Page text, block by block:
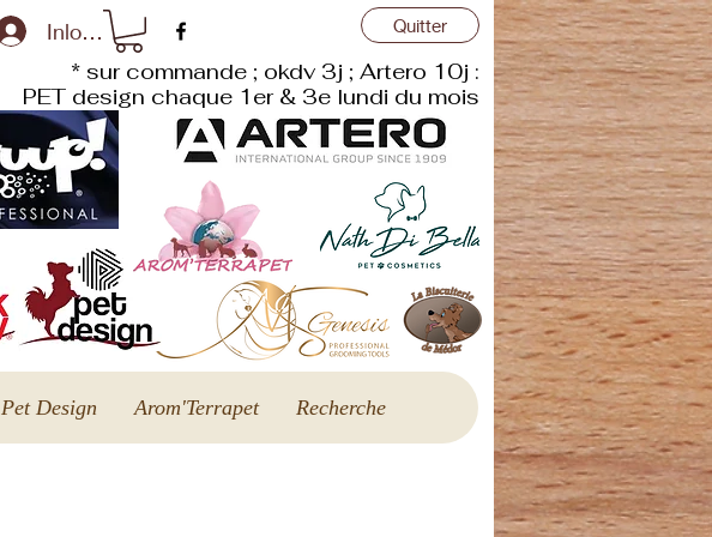
Inloggen Quitter
* sur commande ; okdv 3j ; Artero 10j :
PET design chaque 1er & 3e lundi du mois
Pet Design Arom'Terrapet Recherche